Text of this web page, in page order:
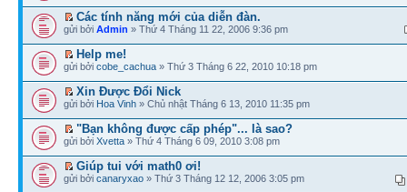
Các tính năng mới của diễn đàn.
gửi bởi Admin » Thứ 4 Tháng 11 22, 2006 9:36 pm
Help me!
gửi bởi cobe_cachua » Thứ 3 Tháng 6 22, 2010 10:18 pm
Xin Được Đổi Nick
gửi bởi Hoa Vinh » Chủ nhật Tháng 6 13, 2010 11:35 pm
"Bạn không được cấp phép"... là sao?
gửi bởi Xvetta » Thứ 4 Tháng 6 09, 2010 3:08 pm
Giúp tui với math0 ơi!
gửi bởi canaryxao » Thứ 3 Tháng 12 12, 2006 3:05 pm